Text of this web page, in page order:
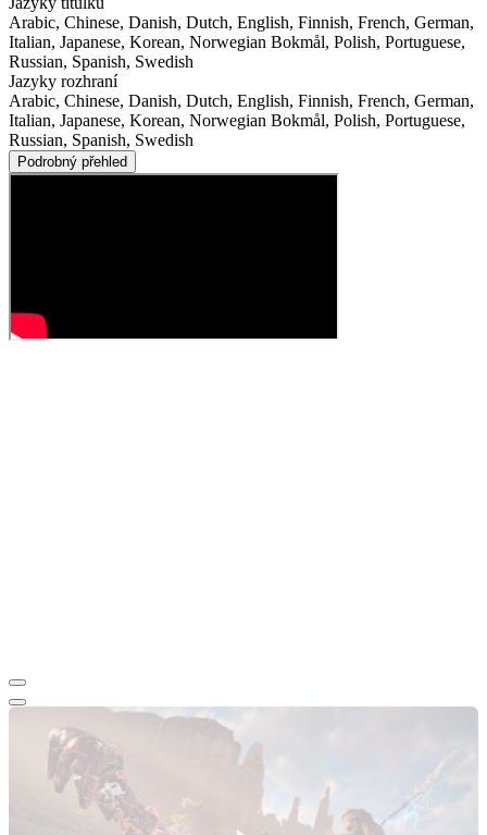
Arabic, Chinese, Danish, Dutch, English, Finnish, French, German,
Italian, Japanese, Korean, Norwegian Bokmål, Polish, Portuguese,
Russian, Spanish, Swedish
Jazyky rozhraní
Arabic, Chinese, Danish, Dutch, English, Finnish, French, German,
Italian, Japanese, Korean, Norwegian Bokmål, Polish, Portuguese,
Russian, Spanish, Swedish
Podrobný přehled